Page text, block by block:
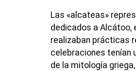
Las «alcateas»
dedicados a Alcátoo,
realizaban prácticas
celebraciones
de la mitología